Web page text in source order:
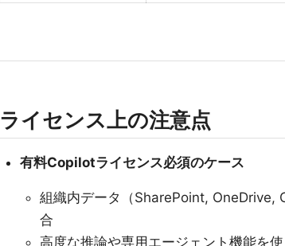
ライセンス上の注意点
有料Copilotライセンス必須のケース
組織内データ（SharePoint, OneDrive,
合
高度な推論や専用エージェント機能を